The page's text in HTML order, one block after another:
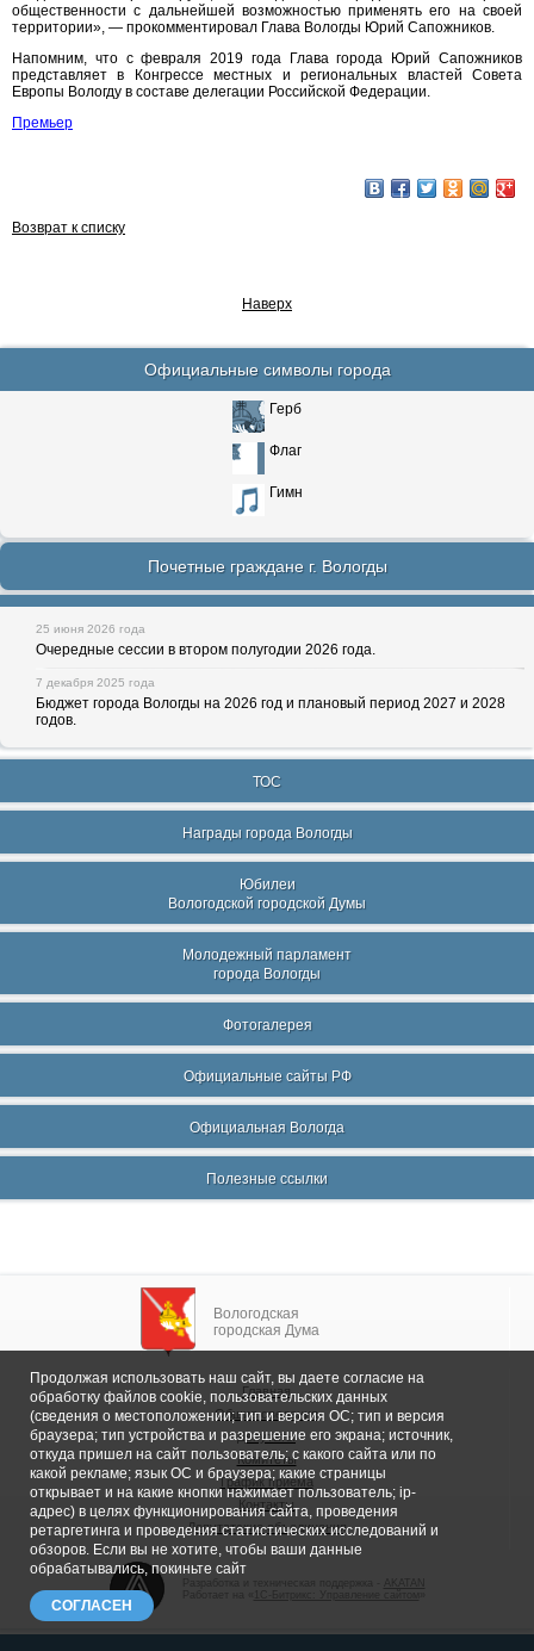
общественности с дальнейшей возможностью применять его на своей
территории», — прокомментировал Глава Вологды Юрий Сапожников.
Напомним, что с февраля 2019 года Глава города Юрий Сапожников
представляет в Конгрессе местных и региональных властей Совета
Европы Вологду в составе делегации Российской Федерации.
Премьер
Возврат к списку
Наверх
Официальные символы города
Герб
Флаг
Гимн
Почетные граждане г. Вологды
25 июня 2026 года
Очередные сессии в втором полугодии 2026 года.
7 декабря 2025 года
Бюджет города Вологды на 2026 год и плановый период 2027 и 2028
годов.
ТОС
Награды города Вологды
Юбилеи
Вологодской городской Думы
Молодежный парламент
города Вологды
Фотогалерея
Официальные сайты РФ
Официальная Вологда
Полезные ссылки
Вологодская
городская Дума
Главная
Общие сведения
Депутаты
Комитеты
График приема
Контакты
Депутатские объединения
1С-Битрикс: Управление сайтом
Продолжая использовать наш сайт, вы даете согласие на
обработку файлов cookie, пользовательских данных
(сведения о местоположении; тип и версия ОС; тип и версия
браузера; тип устройства и разрешение его экрана; источник,
откуда пришел на сайт пользователь; с какого сайта или по
какой рекламе; язык ОС и браузера; какие страницы
открывает и на какие кнопки нажимает пользователь; ip-
адрес) в целях функционирования сайта, проведения
ретаргетинга и проведения статистических исследований и
обзоров. Если вы не хотите, чтобы ваши данные
обрабатывались, покиньте сайт
СОГЛАСЕН